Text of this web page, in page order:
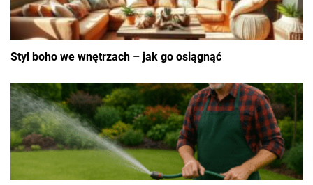
Styl boho we wnętrzach – jak go osiągnąć